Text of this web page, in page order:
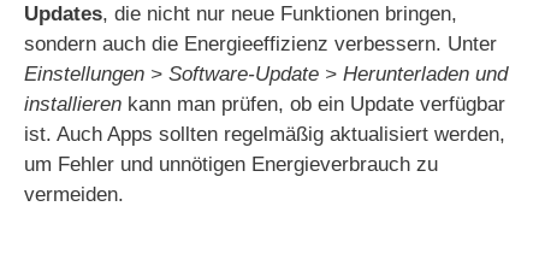
Updates, die nicht nur neue Funktionen bringen,
sondern auch die Energieeffizienz verbessern. Unter
Einstellungen > Software-Update > Herunterladen und
installieren kann man prüfen, ob ein Update verfügbar
ist. Auch Apps sollten regelmäßig aktualisiert werden,
um Fehler und unnötigen Energieverbrauch zu
vermeiden.